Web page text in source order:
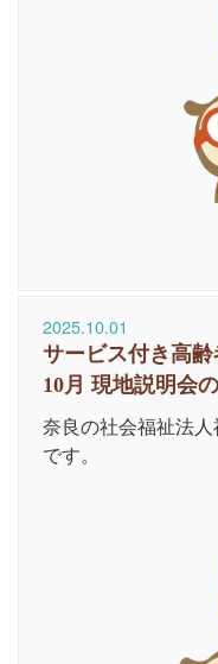
2025.10.01
サービス付き高
10月 現地説明会
奈良の社会福祉法
です。